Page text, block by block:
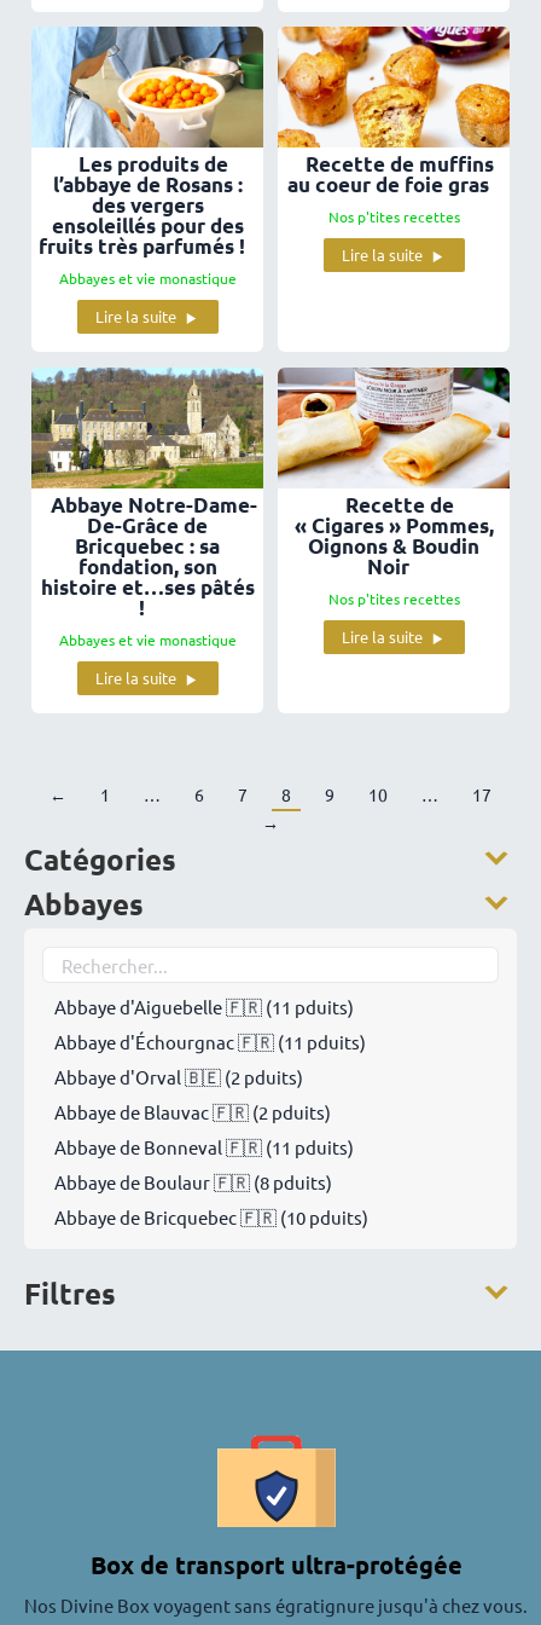
Les produits de
l’abbaye de Rosans :
des vergers
ensoleillés pour des
fruits très parfumés !
Abbayes et vie monastique
Lire la suite
Recette de muffins
au coeur de foie gras
Nos p'tites recettes
Lire la suite
Abbaye Notre-Dame-
De-Grâce de
Bricquebec : sa
fondation, son
histoire et…ses pâtés
!
Abbayes et vie monastique
Lire la suite
Recette de
« Cigares » Pommes,
Oignons & Boudin
Noir
Nos p'tites recettes
Lire la suite
← 1 6 7 8 9 10
17
→
Catégories
Abbayes
Abbaye d'Aiguebelle 🇫🇷 (11 pduits)
Abbaye d'Échourgnac 🇫🇷 (11 pduits)
Abbaye d'Orval 🇧🇪 (2 pduits)
Abbaye de Blauvac 🇫🇷 (2 pduits)
Abbaye de Bonneval 🇫🇷 (11 pduits)
Abbaye de Boulaur 🇫🇷 (8 pduits)
Abbaye de Bricquebec 🇫🇷 (10 pduits)
Abbaye de Castagniers 🇫🇷 (3 pduits)
Abbaye de Cîteaux 🇫🇷 (1 pduit)
Abbaye de Koutaba 🇨🇲 (1 pduit)
Abbaye de la Coudre 🇫🇷 (10 pduits)
Abbaye de La Trappe de Soligny 🇫🇷 (3 pduits)
Filtres
Box de transport ultra-protégée
Nos Divine Box voyagent sans égratignure jusqu'à chez vous.